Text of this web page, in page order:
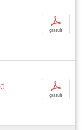
p
gratuit
p
gratuit